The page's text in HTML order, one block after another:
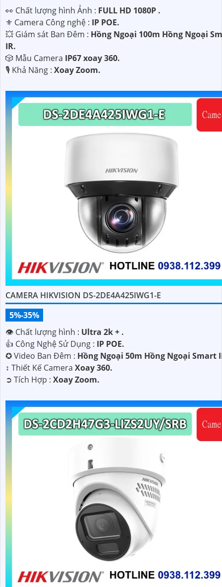
️👀 Chất lượng hình Ảnh : FULL HD 1080P .
⚜️ Camera Công nghệ : IP POE.
💥 Giám sát Ban Đêm : Hồng Ngoại 100m Hồng Ngoại
IR.
🎲 Mẫu Camera IP67 xoay 360.
️🎙 Khả Năng : Xoay Zoom.
CAMERA HIKVISION DS-2DE4A425IWG1-E
5%-35%
👁 Chất lượng hình : Ultra 2k + .
👍 Công Nghệ Sử Dụng : IP POE.
✪ Video Ban Đêm : Hồng Ngoại 50m Hồng Ngoại Smart
↕️ Thiết Kế Camera Xoay 360.
️➲ Tích Hợp : Xoay Zoom.